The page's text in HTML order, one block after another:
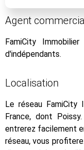
Agent
FamiCity
d'indépendants.
Localisation
Le réseau FamiCity
France, dont
entrerez facilement
réseau, vous